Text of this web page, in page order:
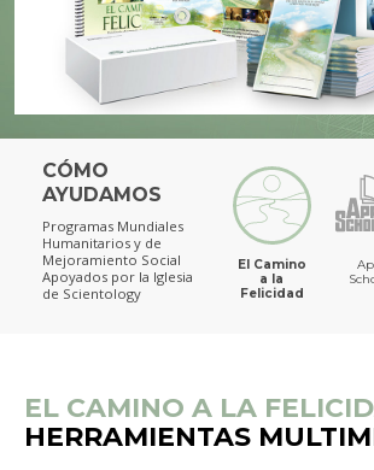
CÓMO
AYUDAMOS
Programas Mundiales
Humanitarios y de
Mejoramiento Social
Apoyados por la Iglesia
de Scientology
El Camino
a la
Felicidad
EL CAMINO A LA
HERRAMIENTAS